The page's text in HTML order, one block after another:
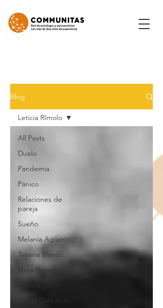
Blog
All Posts
Duelo
Pandemia
Pánico
Relaciones de
pareja
Sueño
Melania Agüero
Tatiana Blanco
Nora Borenstein
Isabel Garbanzo
Leticia RImolo